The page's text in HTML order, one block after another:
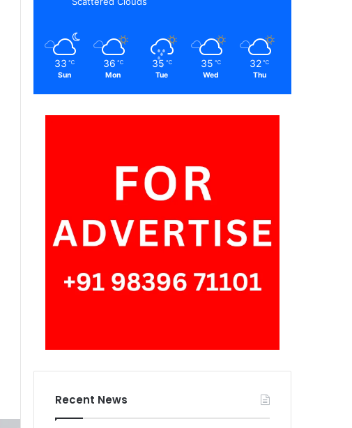
33 ℃
Sun
36 ℃
Mon
35 ℃
Tue
35 ℃
Wed
32 ℃
Thu
Recent News